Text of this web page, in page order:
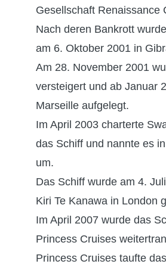
Gesellschaft Renaissance
Nach deren Bankrott
am 6. Oktober 2001 in
Am 28. November 2001
versteigert und ab Januar
Marseille aufgelegt.
Im April 2003 charterte
das Schiff und nannte es
um.
Das Schiff wurde am 4.
Kiri Te Kanawa in London
Im April 2007 wurde das
Princess Cruises
Princess Cruises taufte